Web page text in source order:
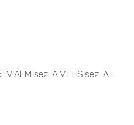
AFM sez. A V LES sez. A …